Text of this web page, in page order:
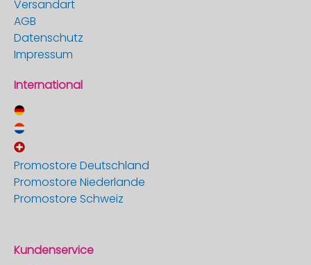
Versandart
AGB
Datenschutz
Impressum
International
Promostore Deutschland
Promostore Niederlande
Promostore Schweiz
Kundenservice